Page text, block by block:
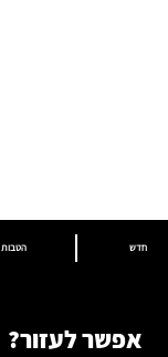
הטבות חדש
אפשר לעזור?